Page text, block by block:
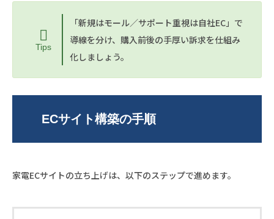
Tips
「新規はモール／サポート重視は自社EC」で
導線を分け、購入前後の手厚い訴求を仕組み
化しましょう。
ECサイト構築の手順
家電ECサイトの立ち上げは、以下のステップで進めます。